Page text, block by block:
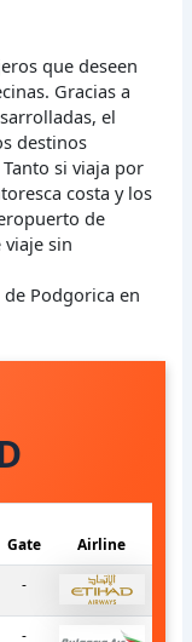
que deseen
Gracias a
el
destinos
si viaja por
costa y los
de
sin
Podgorica en
Gate
Airline
-
-